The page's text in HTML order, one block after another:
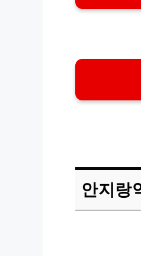
안지랑